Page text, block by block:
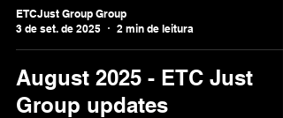
ETCJust Group Group
3 de set. de 2025
2 min de leitura
August 2025 - ETC Just
Group updates